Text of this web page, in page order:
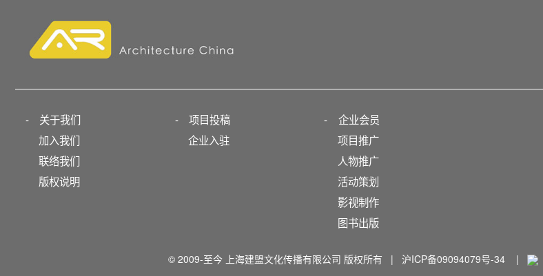
-
关于我们
加入我们
联络我们
版权说明
-
项目投稿
企业入驻
-
企业会员
项目推广
人物推广
活动策划
影视制作
图书出版
© 2009-至今 上海建盟文化传播有限公司 版权所有 | 沪ICP备09094079号-34|